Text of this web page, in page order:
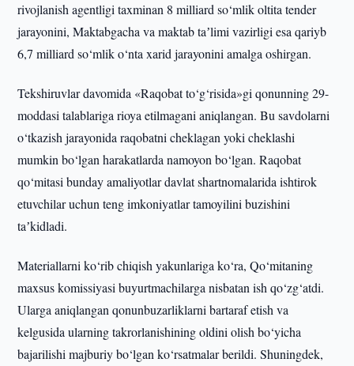
rivojlanish agentligi taxminan 8 milliard so‘mlik oltita tender
jarayonini, Maktabgacha va maktab taʼlimi vazirligi esa qariyb
6,7 milliard so‘mlik o‘nta xarid jarayonini amalga oshirgan.
Tekshiruvlar davomida «Raqobat to‘g‘risida»gi qonunning 29-
moddasi talablariga rioya etilmagani aniqlangan. Bu savdolarni
o‘tkazish jarayonida raqobatni cheklagan yoki cheklashi
mumkin bo‘lgan harakatlarda namoyon bo‘lgan. Raqobat
qo‘mitasi bunday amaliyotlar davlat shartnomalarida ishtirok
etuvchilar uchun teng imkoniyatlar tamoyilini buzishini
taʼkidladi.
Materiallarni ko‘rib chiqish yakunlariga ko‘ra, Qo‘mitaning
maxsus komissiyasi buyurtmachilarga nisbatan ish qo‘zg‘atdi.
Ularga aniqlangan qonunbuzarliklarni bartaraf etish va
kelgusida ularning takrorlanishining oldini olish bo‘yicha
bajarilishi majburiy bo‘lgan ko‘rsatmalar berildi. Shuningdek,